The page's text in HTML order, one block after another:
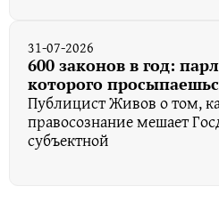
31-07-2026
600 законов в год:
которого
Публицист Живов о том,
правосознание мешает
субъектной